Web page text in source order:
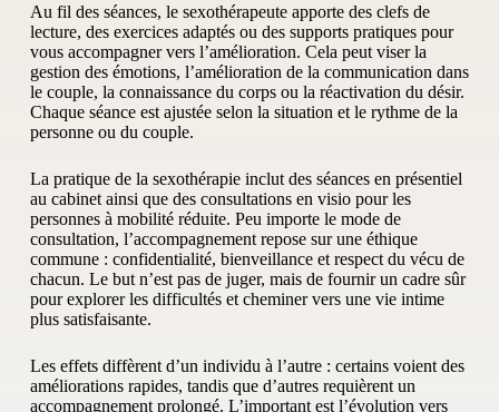
Au fil des séances, le sexothérapeute apporte des clefs de
lecture, des exercices adaptés ou des supports pratiques pour
vous accompagner vers l’amélioration. Cela peut viser la
gestion des émotions, l’amélioration de la communication dans
le couple, la connaissance du corps ou la réactivation du désir.
Chaque séance est ajustée selon la situation et le rythme de la
personne ou du couple.
La pratique de la sexothérapie inclut des séances en présentiel
au cabinet ainsi que des consultations en visio pour les
personnes à mobilité réduite. Peu importe le mode de
consultation, l’accompagnement repose sur une éthique
commune : confidentialité, bienveillance et respect du vécu de
chacun. Le but n’est pas de juger, mais de fournir un cadre sûr
pour explorer les difficultés et cheminer vers une vie intime
plus satisfaisante.
Les effets diffèrent d’un individu à l’autre : certains voient des
améliorations rapides, tandis que d’autres requièrent un
accompagnement prolongé. L’important est l’évolution vers